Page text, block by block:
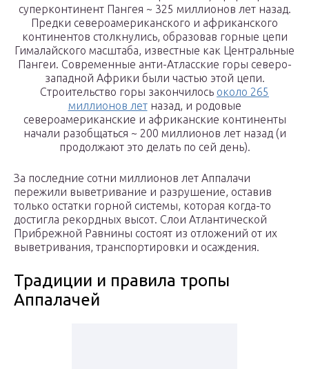
суперконтинент Пангея ~ 325 миллионов лет назад.
Предки североамериканского и африканского
континентов столкнулись, образовав горные цепи
Гималайского масштаба, известные как Центральные
Пангеи. Современные анти-Атласские горы северо-
западной Африки были частью этой цепи.
Строительство горы закончилось около 265
миллионов летназад, и родовые
североамериканские и африканские континенты
начали разобщаться ~ 200 миллионов лет назад (и
продолжают это делать по сей день).
За последние сотни миллионов лет Аппалачи
пережили выветривание и разрушение, оставив
только остатки горной системы, которая когда-то
достигла рекордных высот. Слои Атлантической
Прибрежной Равнины состоят из отложений от их
выветривания, транспортировки и осаждения.
Традиции и правила тропы
Аппалачей